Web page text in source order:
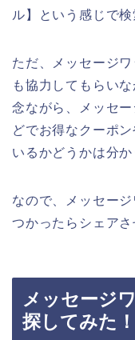
ル】という感じで
ただ、メッセージ
も協力してもらい
念ながら、メッセ
どでお得なクーポ
いるかどうかは分か
なので、メッセー
つかったらシェア
メッセージ
探してみた！